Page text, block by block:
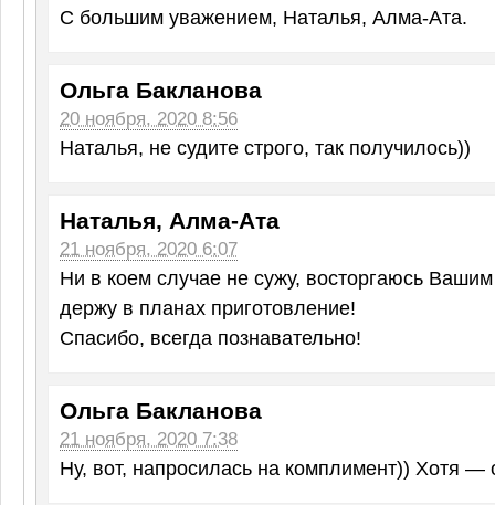
С большим уважением, Наталья, Алма-Ата.
Ольга Бакланова
20 ноября, 2020 8:56
Наталья, не судите строго, так получилось))
Наталья, Алма-Ата
21 ноября, 2020 6:07
Ни в коем случае не сужу, восторгаюсь
держу в планах приготовление!
Спасибо, всегда познавательно!
Ольга Бакланова
21 ноября, 2020 7:38
Ну, вот, напросилась на комплимент)) Хотя —